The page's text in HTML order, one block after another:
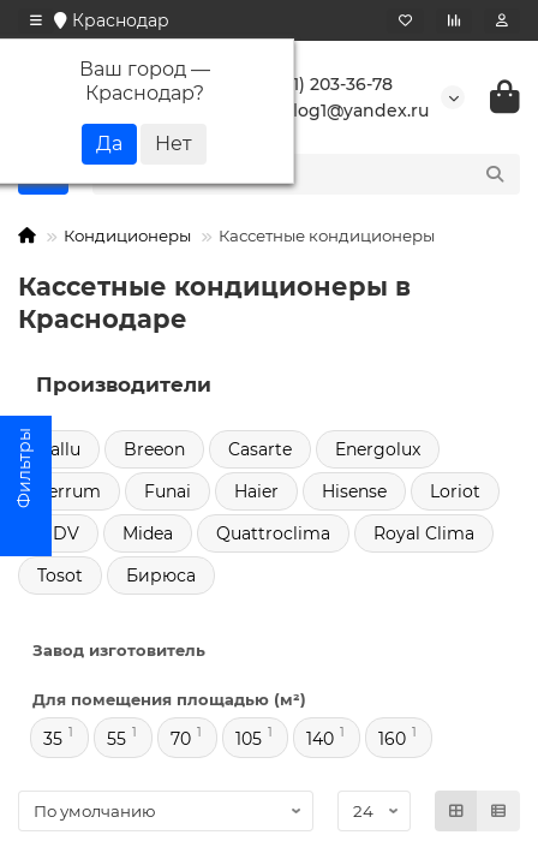
Краснодар
Ваш город —
Краснодар?
+7 (861) 203-36-78
buranlog1@yandex.ru
Кондиционеры Кассетные кондиционеры
Кассетные кондиционеры в
Краснодаре
Производители
Ballu Breeon Casarte
Energolux
Ferrum
Funai Haier Hisense
Loriot
MDV
Midea Quattroclima
Royal Clima
Tosot
Бирюса
Завод изготовитель
Для помещения площадью (м²)
35 1 55 1 70 1 105 1 140 1 160 1